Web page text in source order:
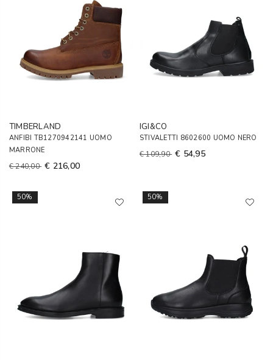
TIMBERLAND
ANFIBI TB1270942141 UOMO
MARRONE
€ 240,00 € 216,00
IGI&CO
STIVALETTI 8602600 UOMO NERO
€ 109,90 € 54,95
50% 50%